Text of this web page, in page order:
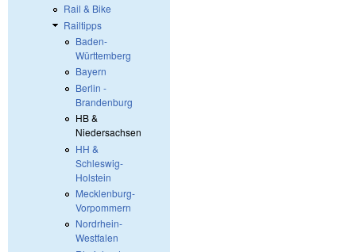
Rail & Bike
Railtipps
Baden-
Württemberg
Bayern
Berlin -
Brandenburg
HB &
Niedersachsen
HH &
Schleswig-
Holstein
Mecklenburg-
Vorpommern
Nordrhein-
Westfalen